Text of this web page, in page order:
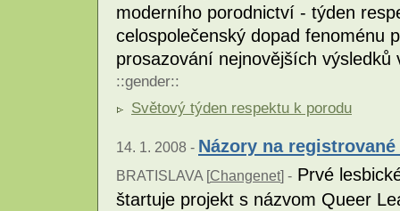
moderního porodnictví - týden
celospolečenský dopad fenoménu
prosazování nejnovějších
::gender::
Světový týden respektu k porodu
14. 1. 2008 - Názory na
BRATISLAVA [Changenet] - Prvé
štartuje projekt s názvom Queer